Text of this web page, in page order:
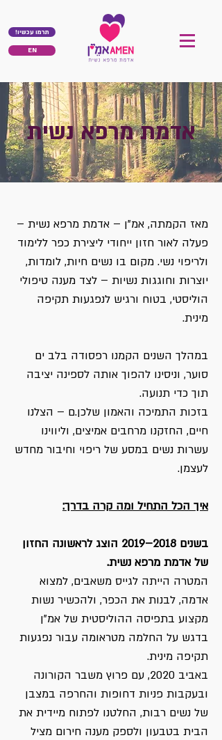
!תרמו עכשיו
EN
אדמת מרפא נשית
מאז הקמתה, אמ"ן – אדמת מרפא נשית –
פעלה לאור חזון ייחודי ליצירת כפר ללימוד
ולריפוי נשי. מקום בו נשים חיות, לומדות,
יוצרות וחוגגות נשיות – לצד מענה טיפולי
הוליסטי, בטוח ורגיש לנפגעות תקיפה
מינית.
במהלך השנים הקמנו רפסודה בלב ים
סוער, וניסינו להפוך אותה לספינה יציבה
תוך כדי תנועה.
בזכות התמיכה והאמון שלכן.ם – הצלנו
חיים, החזקנו מרחבים אמיצים, וליווינו
עשרות נשים במסע של ריפוי וחיבור מחדש
לעצמן.
איך הכל התחיל ומה קרה בדרך:
בשנים 2018–2019 הוצג לראשונה החזון
של אדמת מרפא נשית.
המטרה הייתה לגייס משאבים, למצוא
אדמה, לבנות את הכפר, ולהכשיר נשות
מקצוע בתפיסה ההוליסטית של אמ"ן
בדגש על החלמה מטראומה עבור נפגעות
תקיפה מינית.
באביב 2020, עם פרוץ משבר הקורונה
ובעקבות פניות דחופות והחרפה במצבן
של נשים רבות, החלטנו לפתוח מיידית את
הבית בטבעון ולספק מענה חירום מציל